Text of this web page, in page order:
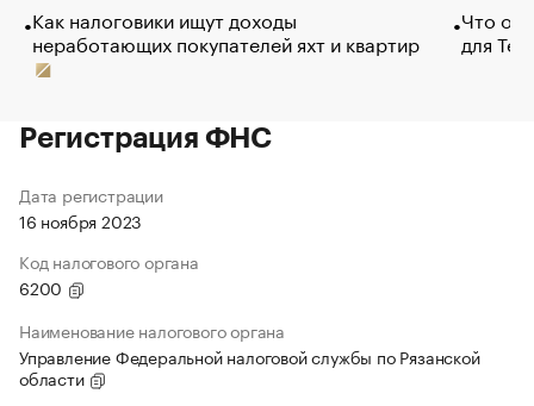
Как налоговики ищут доходы
неработающих покупателей яхт и квартир
Что
для
Регистрация ФНС
Дата регистрации
16 ноября 2023
Код налогового органа
6200
Наименование налогового органа
Управление Федеральной налоговой службы по Рязанской
области